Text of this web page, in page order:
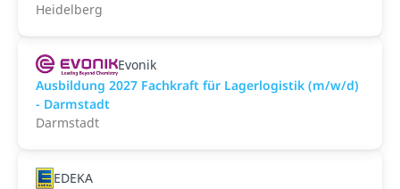
Heidelberg
Evonik
Ausbildung 2027 Fachkraft für Lagerlogistik (m/w/d)
- Darmstadt
Darmstadt
EDEKA